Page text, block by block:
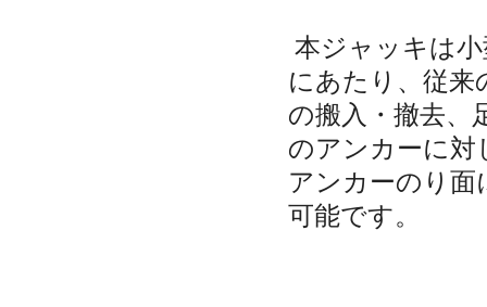
本ジャッキは
にあたり、従
の搬入・撤去、
のアンカーに対
アンカーのり面
可能です。